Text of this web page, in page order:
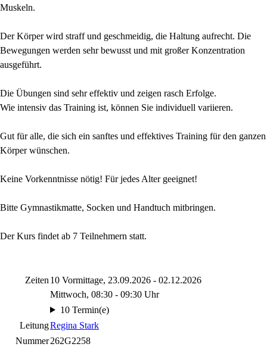
Muskeln.
Der Körper wird straff und geschmeidig, die Haltung aufrecht. Die
Bewegungen werden sehr bewusst und mit großer Konzentration
ausgeführt.
Die Übungen sind sehr effektiv und zeigen rasch Erfolge.
Wie intensiv das Training ist, können Sie individuell variieren.
Gut für alle, die sich ein sanftes und effektives Training für den ganzen
Körper wünschen.
Keine Vorkenntnisse nötig! Für jedes Alter geeignet!
Bitte Gymnastikmatte, Socken und Handtuch mitbringen.
Der Kurs findet ab 7 Teilnehmern statt.
Zeiten 10 Vormittage, 23.09.2026 - 02.12.2026
Mittwoch, 08:30 - 09:30 Uhr
10 Termin(e)
LeitungRegina Stark
Nummer262G2258